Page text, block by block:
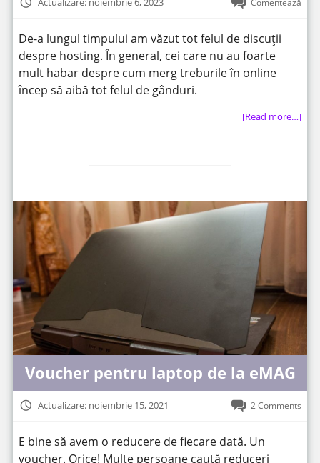
De-a lungul timpului am văzut tot felul de discuții
despre hosting. În general, cei care nu au foarte
mult habar despre cum merg treburile în online
încep să aibă tot felul de gânduri.
[Read more…]
Voucher pentru laptop de la eMAG
Actualizare: noiembrie 15, 2021 2 Comments
E bine să avem o reducere de fiecare dată. Un
voucher. Orice! Multe persoane caută reduceri